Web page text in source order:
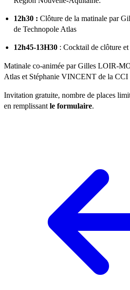
12h30 : Clôture de la matinale par
de Technopole Atlas
12h45-13H30 : Cocktail de clôture
Matinale co-animée par Gilles LOIR-
Atlas et Stéphanie VINCENT de la
Invitation gratuite, nombre de places
en remplissant le formulaire.